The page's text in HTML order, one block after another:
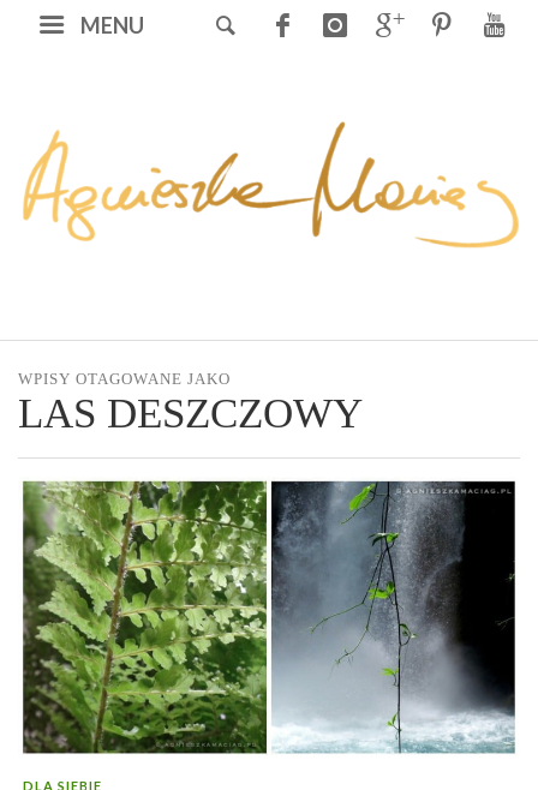
MENU
WPISY OTAGOWANE JAKO
LAS DESZCZOWY
DLA SIEBIE